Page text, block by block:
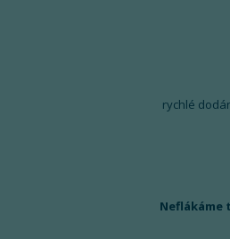
rychlé
Neflákáme